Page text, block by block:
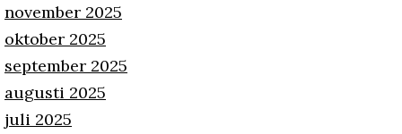
november 2025
oktober 2025
september 2025
augusti 2025
juli 2025